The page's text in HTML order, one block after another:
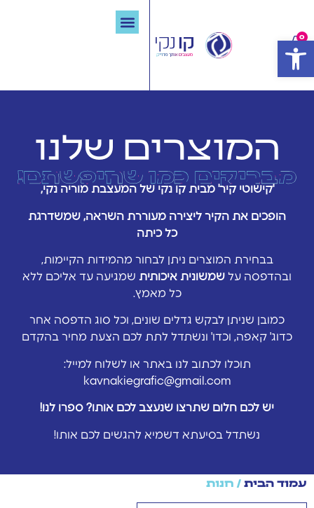
0
המוצרים שלנו
מבריקים
'קישוטי קיר' מבית קו נקי של המעצבת מוריה נקי,
הופכים את הקיר ליצירה מעוררת השראה, שמשדרגת
כל כיתה
בבחירת המוצרים ניתן לבחור מהמידות הקיימות,
ובהדפסה על שמשונית איכותית שמגיעה עד אליכם ללא
כל מאמץ.
כמובן שניתן לבקש גדלים שונים, וכל סוג הדפסה אחר
כדוג' קאפה, וכדו' ונשתדל לתת לכם הצעת מחיר בהקדם
תוכלו לכתוב לנו באתר או לשלוח למייל:
kavnakiegrafic@gmail.com
יש לכם חלום שתרצו שנעצב לכם אותו? ספרו לנו!
נשתדל בסיעתא דשמיא להגשים לכם אותו!
עמוד הבית/ חנות
פתח סרגל נגישות